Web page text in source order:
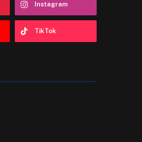
Instagram
TikTok